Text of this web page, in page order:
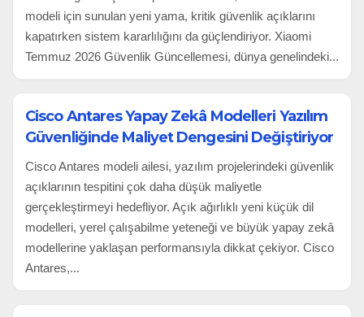
modeli için sunulan yeni yama, kritik güvenlik açıklarını
kapatırken sistem kararlılığını da güçlendiriyor. Xiaomi
Temmuz 2026 Güvenlik Güncellemesi, dünya genelindeki...
Cisco Antares Yapay Zekâ Modelleri Yazılım
Güvenliğinde Maliyet Dengesini Değiştiriyor
Cisco Antares modeli ailesi, yazılım projelerindeki güvenlik
açıklarının tespitini çok daha düşük maliyetle
gerçekleştirmeyi hedefliyor. Açık ağırlıklı yeni küçük dil
modelleri, yerel çalışabilme yeteneği ve büyük yapay zekâ
modellerine yaklaşan performansıyla dikkat çekiyor. Cisco
Antares,...